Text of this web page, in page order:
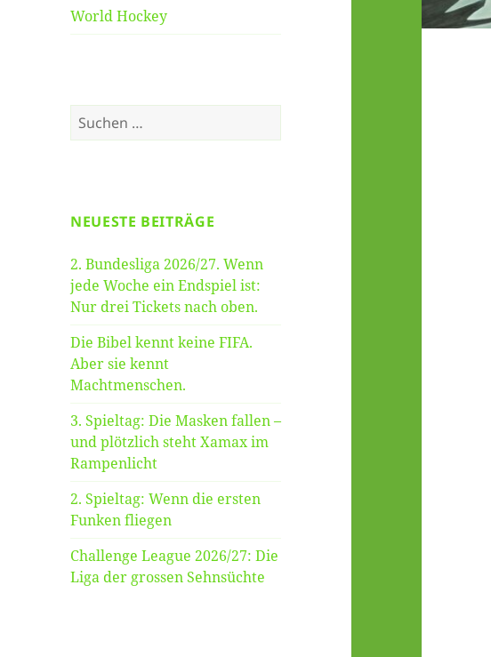
World Hockey
Suche
nach:
NEUESTE BEITRÄGE
2. Bundesliga 2026/27. Wenn
jede Woche ein Endspiel ist:
Nur drei Tickets nach oben.
Die Bibel kennt keine FIFA.
Aber sie kennt
Machtmenschen.
3. Spieltag: Die Masken fallen –
und plötzlich steht Xamax im
Rampenlicht
2. Spieltag: Wenn die ersten
Funken fliegen
Challenge League 2026/27: Die
Liga der grossen Sehnsüchte